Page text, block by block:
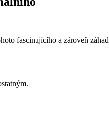
fascinujícího a zároveň